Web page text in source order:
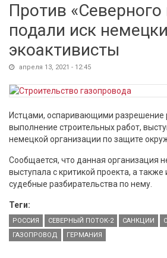
Против «Северного
подали иск
экоактивисты
апреля 13, 2021 - 12:45
Истцами, оспаривающими разрешение
выполнение строительных работ,
немецкой организации по защите
Сообщается, что данная организация
выступала с критикой проекта, а
судебные разбирательства по нему.
Теги:
РОССИЯ СЕВЕРНЫЙ ПОТОК-2 САНКЦИИ
ГАЗОПРОВОД
ГЕРМАНИЯ